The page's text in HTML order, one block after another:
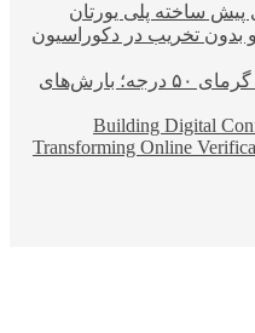
پیش ساخته پلی یورتان
تخریب در دکوراسیون
هشدار قرمز هواشناسی برای گرمای ۵۰ درجه؛ بارش‌های
Building Digital
Transforming Online